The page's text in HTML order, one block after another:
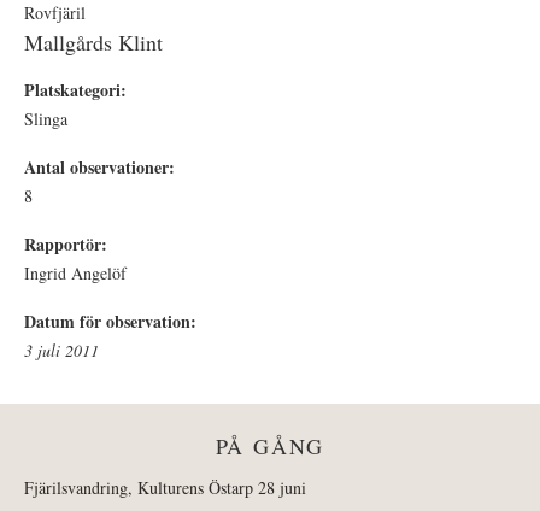
Rovfjäril
Mallgårds Klint
Platskategori:
Slinga
Antal observationer:
8
Rapportör:
Ingrid Angelöf
Datum för observation:
3 juli 2011
PÅ GÅNG
Fjärilsvandring, Kulturens Östarp 28 juni